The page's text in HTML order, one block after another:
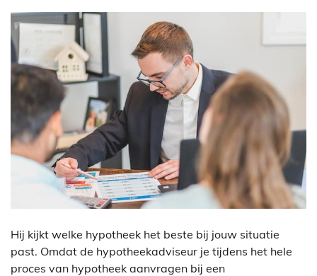
Hij kijkt welke hypotheek het beste bij jouw situatie
past. Omdat de hypotheekadviseur je tijdens het hele
proces van hypotheek aanvragen bij een